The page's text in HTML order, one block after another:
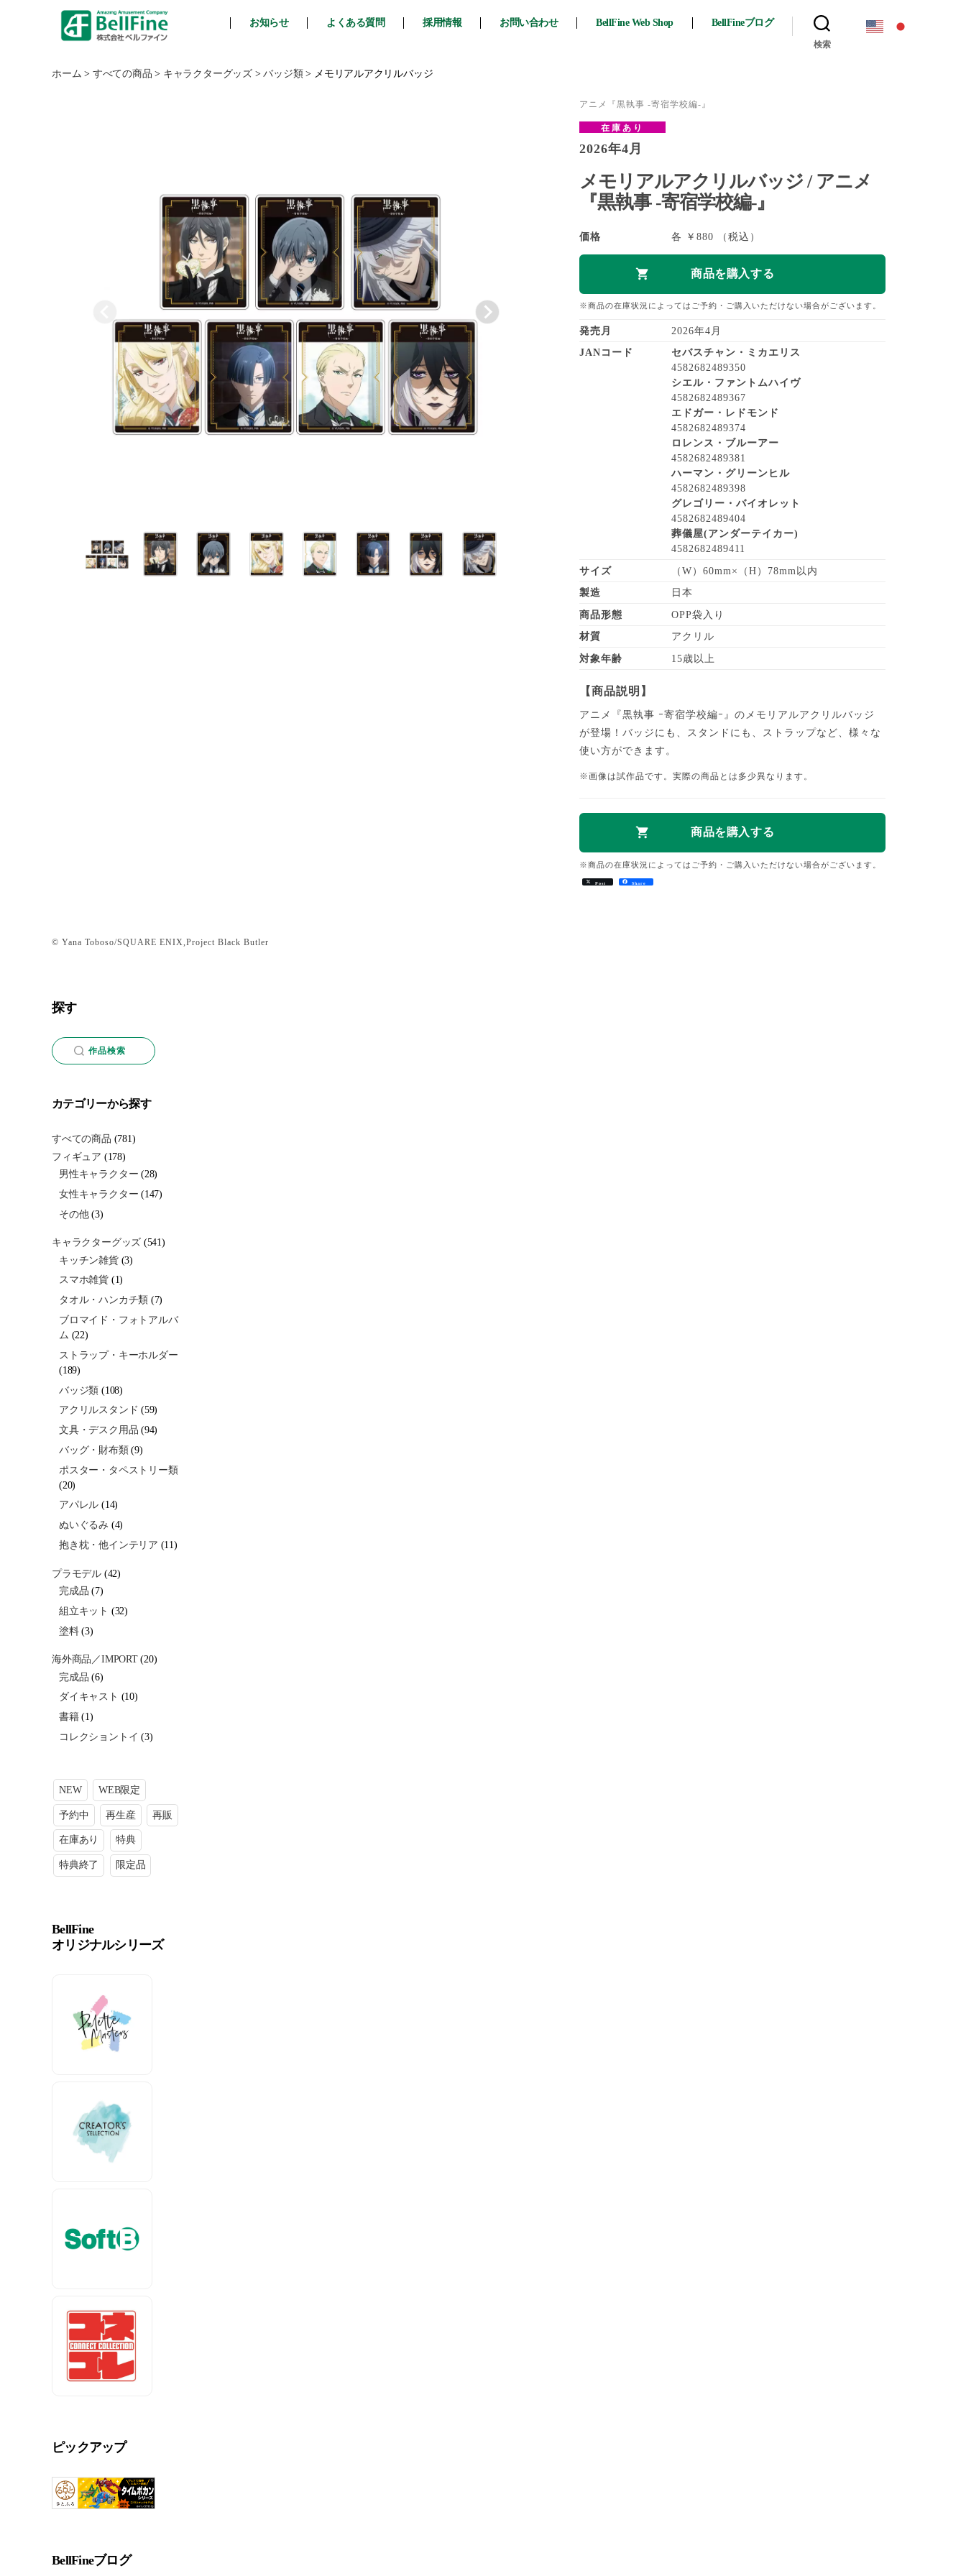
フ
お知らせ よくある質問 採用情報 お問い合わせ BellFine Web Shop BellFineブログ
検索
ホーム > すべての商品 > キャラクターグッズ >バッジ類 > メモリアルアクリルバッジ
アニメ『黒執事 -寄宿学校編-』
在庫あり
2026年4月
メモリアルアクリルバッジ / アニメ
『黒執事 -寄宿学校編-』
価格 各 ￥880 （税込）
※商品の在庫状況によってはご予約・ご購入いただけない場合がございます。
発売月 2026年4月
JANコード
セバスチャン・ミカエリス
4582682489350
シエル・ファントムハイヴ
4582682489367
エドガー・レドモンド
4582682489374
ロレンス・ブルーアー
4582682489381
ハーマン・グリーンヒル
4582682489398
グレゴリー・バイオレット
4582682489404
葬儀屋(アンダーテイカー)
4582682489411
サイズ （W）60mm×（H）78mm以内
製造 日本
商品形態 OPP袋入り
材質 アクリル
対象年齢 15歳以上
【商品説明】
アニメ『黒執事 ｰ寄宿学校編ｰ』のメモリアルアクリルバッジ
が登場！バッジにも、スタンドにも、ストラップなど、様々な
使い方ができます。
※画像は試作品です。実際の商品とは多少異なります。
※商品の在庫状況によってはご予約・ご購入いただけない場合がございます。
Post Share
© Yana Toboso/SQUARE ENIX,Project Black Butler
探す
作品検索
カテゴリーから探す
すべての商品 (781)
フィギュア (178)
男性キャラクター (28)
女性キャラクター (147)
その他(3)
キャラクターグッズ (541)
キッチン雑貨(3)
スマホ雑貨(1)
タオル・ハンカチ類 (7)
ブロマイド・フォトアルバ
ム (22)
ストラップ・キーホルダー
(189)
バッジ類 (108)
アクリルスタンド (59)
文具・デスク用品 (94)
バッグ・財布類 (9)
ポスター・タペストリー類
(20)
アパレル (14)
ぬいぐるみ (4)
抱き枕・他インテリア (11)
プラモデル(42)
完成品 (7)
組立キット (32)
塗料(3)
海外商品／IMPORT(20)
完成品 (6)
ダイキャスト (10)
書籍(1)
コレクショントイ (3)
NEW WEB限定
予約中 再生産 再販
在庫あり 特典
特典終了 限定品
BellFine
オリジナルシリーズ
ピックアップ
BellFineブログ